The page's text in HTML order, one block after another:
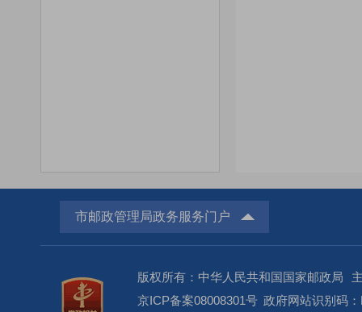
市邮政管理局政务服务门户
版权所有：中华人民共和国国家邮政局
京ICP备案08008301号 政府网站识别码